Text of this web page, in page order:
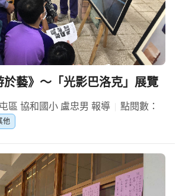
於藝》～「光影巴洛克」展覽
區 協和國小 盧忠男 報導
點閱數：
他